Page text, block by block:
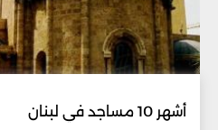
أشهر 10 مساجد في لبنان